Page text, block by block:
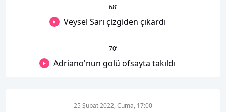
68’
Veysel Sarı çizgiden çıkardı
70’
Adriano'nun golü ofsayta takıldı
25 Şubat 2022, Cuma, 17:00